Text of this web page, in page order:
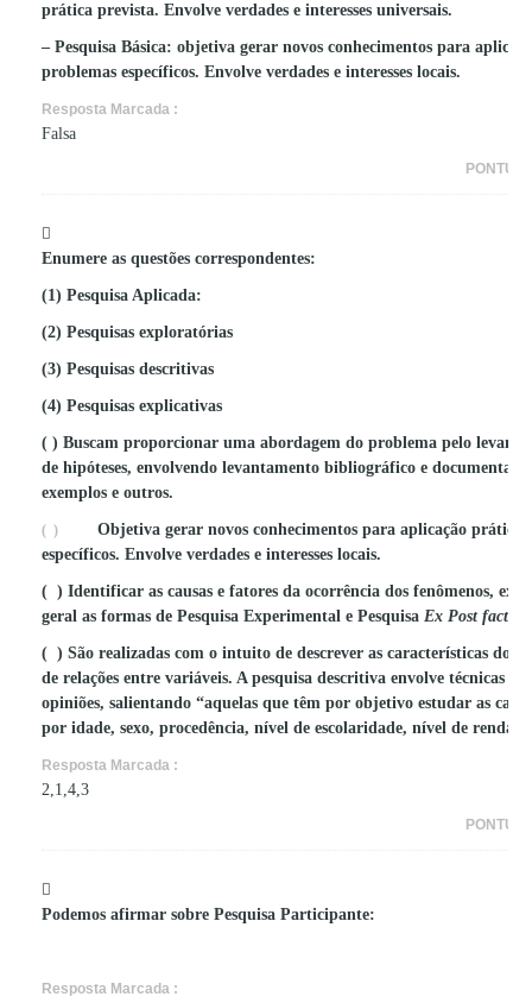
prática prevista. Envolve verdades e interesses universais.
– Pesquisa Básica: objetiva gerar novos conhecimentos para
problemas específicos. Envolve verdades e interesses locais.
Resposta Marcada :
Falsa
Enumere as questões correspondentes:
(1) Pesquisa Aplicada:
(2) Pesquisas exploratórias
(3) Pesquisas descritivas
(4) Pesquisas explicativas
( ) Buscam proporcionar uma abordagem do problema pelo
de hipóteses, envolvendo levantamento bibliográfico e documental,
exemplos e outros.
( )
Objetiva gerar novos conhecimentos para aplicação
específicos. Envolve verdades e interesses locais.
( ) Identificar as causas e fatores da ocorrência dos fenômenos,
geral as formas de Pesquisa Experimental e Pesquisa Ex Post facto.
( ) São realizadas com o intuito de descrever as características do
de relações entre variáveis. A pesquisa descritiva envolve técnicas
opiniões, salientando “aquelas que têm por objetivo estudar as
por idade, sexo, procedência, nível de escolaridade, nível de renda,
Resposta Marcada :
2,1,4,3
Podemos afirmar sobre Pesquisa Participante:
Resposta Marcada :